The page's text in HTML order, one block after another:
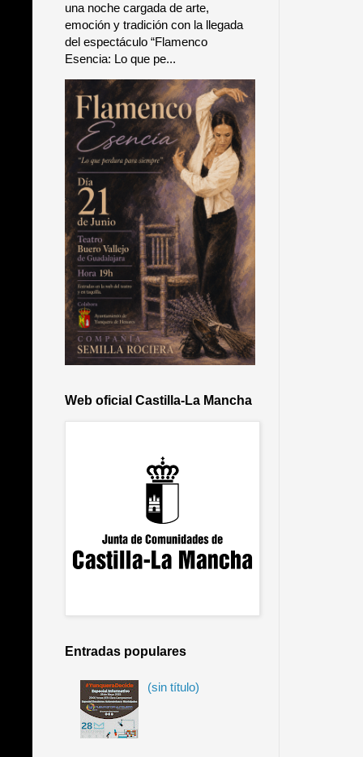
una noche cargada de arte,
emoción y tradición con la llegada
del espectáculo “Flamenco
Esencia: Lo que pe...
Web oficial Castilla-La Mancha
Entradas populares
(sin título)